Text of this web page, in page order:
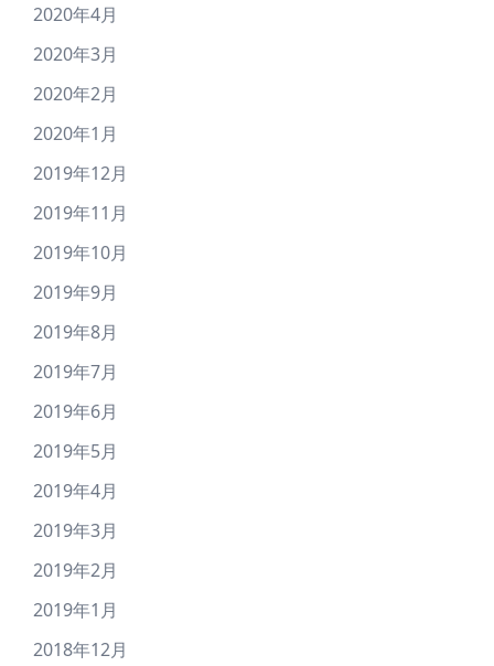
2020年4月
2020年3月
2020年2月
2020年1月
2019年12月
2019年11月
2019年10月
2019年9月
2019年8月
2019年7月
2019年6月
2019年5月
2019年4月
2019年3月
2019年2月
2019年1月
2018年12月